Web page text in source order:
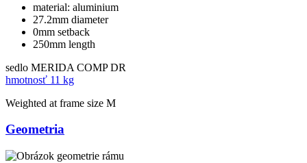
material: aluminium
27.2mm diameter
0mm setback
250mm length
sedlo MERIDA COMP DR
hmotnosť 11 kg
Weighted at frame size M
Geometria